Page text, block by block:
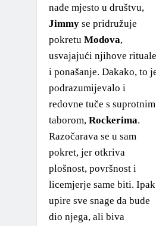
nađe mjesto u društvu,
Jimmy se pridružuje
pokretu Modova,
usvajajući njihove rituale
i ponašanje. Dakako, to
podrazumijevalo i
redovne tuče s suprotnim
taborom, Rockerima.
Razočarava se u sam
pokret, jer otkriva
plošnost, površnost i
licemjerje same biti. Ipak
upire sve snage da bude
dio njega, ali biva